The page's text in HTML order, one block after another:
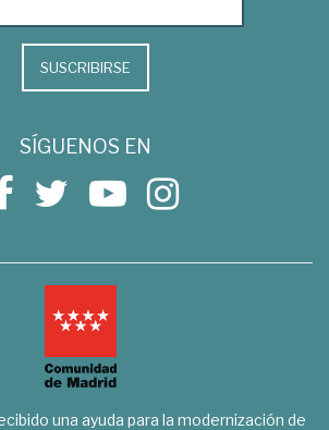
SUSCRIBIRSE
SÍGUENOS EN
una ayuda para la modernización de